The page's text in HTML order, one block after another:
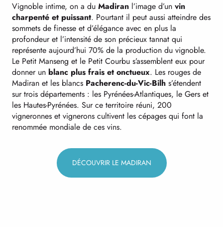
Vignoble intime, on a du Madiran l’image d’un vin
charpenté et puissant. Pourtant il peut aussi atteindre des
sommets de finesse et d’élégance avec en plus la
profondeur et l’intensité de son précieux tannat qui
représente aujourd’hui 70% de la production du vignoble.
Le Petit Manseng et le Petit Courbu s’assemblent eux pour
donner un blanc plus frais et onctueux. Les rouges de
Madiran et les blancs Pacherenc-du-Vic-Bilh s’étendent
sur trois départements : les Pyrénées-Atlantiques, le Gers et
les Hautes-Pyrénées. Sur ce territoire réuni, 200
vigneronnes et vignerons cultivent les cépages qui font la
renommée mondiale de ces vins.
DÉCOUVRIR LE MADIRAN